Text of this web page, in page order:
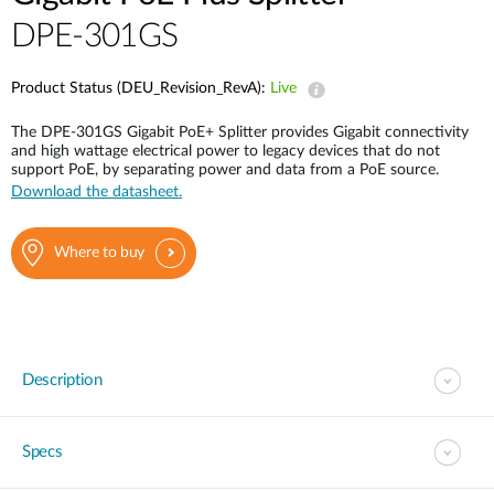
mydlink
Σημεία Πώλησης
Videos
Blog
Υποστήριξη
Tech Alerts
FAQs
Warranty
DPE-301GS
Product Status (DEU_Revision_RevA): Live
The DPE-301GS Gigabit PoE+ Splitter provides Gigabit connectivity
and high wattage electrical power to legacy devices that do not
support PoE, by separating power and data from a PoE source.
Download the datasheet.
Where to buy
Description
Specs